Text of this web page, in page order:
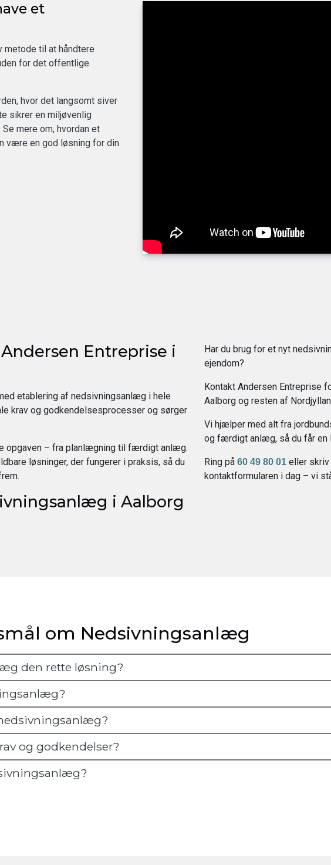
et
til at håndtere
for det offentlige
hvor det langsomt siver
sikrer en miljøvenlig
mere om, hvordan et
være en god løsning for din
Entreprise i
etablering af nedsivningsanlæg i hele
krav og godkendelsesprocesser og sørger
opgaven – fra planlægning til færdigt anlæg.
løsninger, der fungerer i praksis, så du
i Aalborg
Har du brug for et nyt
ejendom?
Kontakt Andersen Entreprise
Aalborg og resten af
Vi hjælper med alt fra
og færdigt anlæg, så du får en
Ring på 60 49 80 01 eller skriv
kontaktformularen i dag – vi
om Nedsivningsanlæg
den rette løsning?
og godkendelser?